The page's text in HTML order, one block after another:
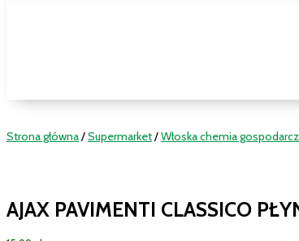
Strona główna/Supermarket/Włoska chemia
AJAX PAVIMENTI CLASSICO